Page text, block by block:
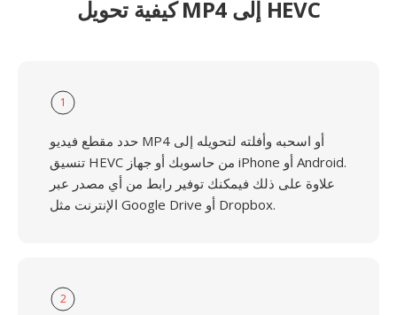
كيفية تحويل MP4 إلى HEVC
1
حدد مقطع فيديو MP4 أو اسحبه وأفلته لتحويله إلى
تنسيق HEVC من حاسوبك أو جهاز iPhone أو Android.
علاوة على ذلك فيمكنك توفير رابط من أي مصدر عبر
الإنترنت مثل Google Drive أو Dropbox.
2